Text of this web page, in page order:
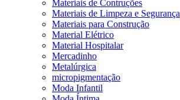
Materiais de Contruções
Materiais de Limpeza e Segurança
Materiais para Construção
Material Elétrico
Material Hospitalar
Mercadinho
Metalúrgica
micropigmentação
Moda Infantil